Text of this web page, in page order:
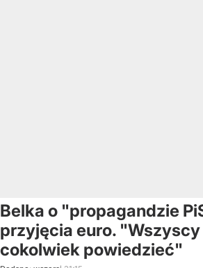
Belka o "propagandzie
przyjęcia euro. "Wszyscy
cokolwiek powiedzieć"